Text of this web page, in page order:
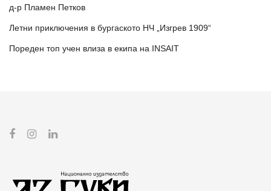
д-р Пламен Петков
Летни приключения в бургаското НЧ „Изгрев 1909“
Пореден топ учен влиза в екипа на INSAIT